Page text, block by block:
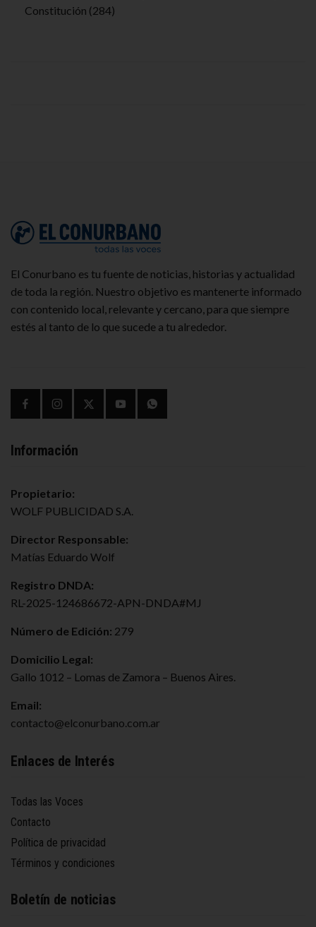
Constitución (284)
El Conurbano es tu fuente de noticias, historias y actualidad
de toda la región. Nuestro objetivo es mantenerte informado
con contenido local, relevante y cercano, para que siempre
estés al tanto de lo que sucede a tu alrededor.
Información
Propietario:
WOLF PUBLICIDAD S.A.
Director Responsable:
Matías Eduardo Wolf
Registro DNDA:
RL-2025-124686672-APN-DNDA#MJ
Número de Edición: 279
Domicilio Legal:
Gallo 1012 – Lomas de Zamora – Buenos Aires.
Email:
contacto@elconurbano.com.ar
Enlaces de Interés
Todas las Voces
Contacto
Política de privacidad
Términos y condiciones
Boletín de noticias